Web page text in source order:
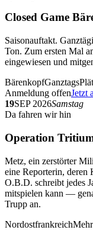
Closed Game
Saisonauftakt.
Ton. Zum ersten Mal
eingewiesen und
BärenkopfGanztags
Anmeldung offenJetzt
19SEP 2026Samstag
Da fahren wir hin
Operation
Metz, ein zerstörter
eine Reporterin, deren
O.B.D. schreibt jedes
mitspielen kann —
Trupp an.
Nordostfrankreich